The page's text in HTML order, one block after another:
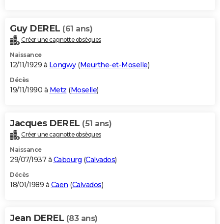
Guy DEREL (61 ans)
Créer une cagnotte obsèques
Naissance
12/11/1929 à Longwy(Meurthe-et-Moselle)
Décès
19/11/1990 à Metz (Moselle)
Jacques DEREL (51 ans)
Créer une cagnotte obsèques
Naissance
29/07/1937 à Cabourg (Calvados)
Décès
18/01/1989 à Caen (Calvados)
Jean DEREL (83 ans)